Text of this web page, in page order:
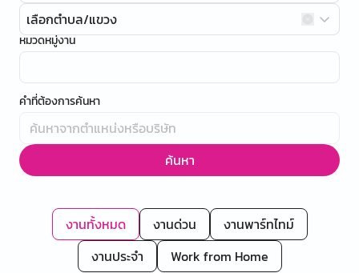
เลือกตำบล/แขวง
หมวดหมู่งาน
คำที่ต้องการค้นหา
ค้นหา
งานทั้งหมด งานด่วน
งานพาร์ทไทม์
งานประจำ
Work from Home